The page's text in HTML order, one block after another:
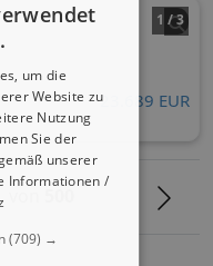
1 / 3
23.689 EUR
von
um die
Website zu
Nutzung
Sie der
unserer
Informationen /
(709) →